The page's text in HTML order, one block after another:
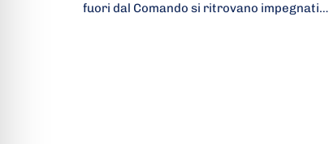
fuori dal Comando si ritrovano impegnati…